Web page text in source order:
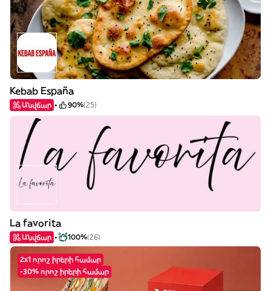
Kebab España
Անվճար 90%(25)
La favorita
Անվճար 100%(26)
2x1 որոշ իրերի համար
-30% որոշ իրերի համար